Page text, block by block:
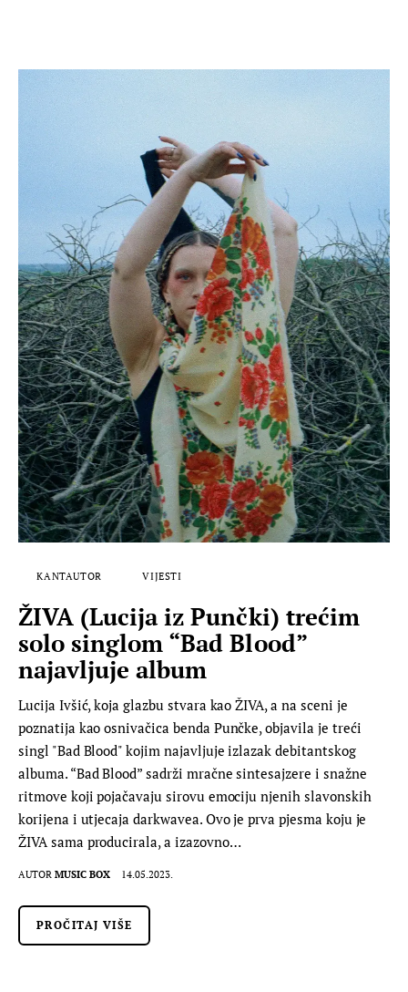
KANTAUTOR VIJESTI
ŽIVA (Lucija iz Punčki) trećim
solo singlom “Bad Blood”
najavljuje album
Lucija Ivšić, koja glazbu stvara kao ŽIVA, a na sceni je
poznatija kao osnivačica benda Punčke, objavila je treći
singl "Bad Blood" kojim najavljuje izlazak debitantskog
albuma. “Bad Blood” sadrži mračne sintesajzere i snažne
ritmove koji pojačavaju sirovu emociju njenih slavonskih
korijena i utjecaja darkwavea. Ovo je prva pjesma koju je
ŽIVA sama producirala, a izazovno…
AUTOR MUSIC BOX 14.05.2023.
PROČITAJ VIŠE